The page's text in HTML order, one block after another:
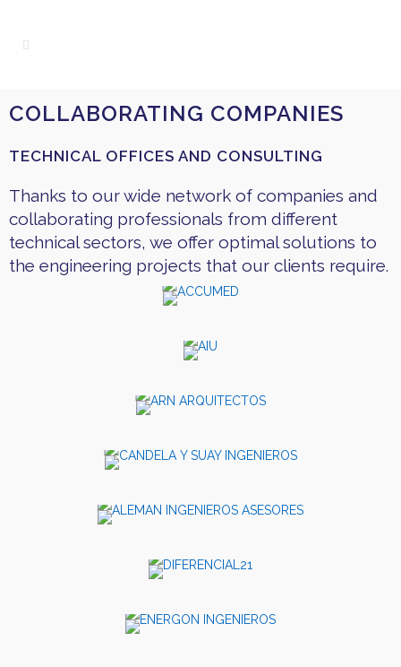
COLLABORATING COMPANIES
TECHNICAL OFFICES AND CONSULTING
Thanks to our wide network of companies and
collaborating professionals from different
technical sectors, we offer optimal solutions to
the engineering projects that our clients require.